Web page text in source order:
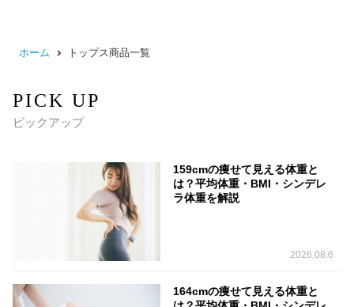
ホーム トップス商品一覧
PICK UP
ピックアップ
159cmの痩せて見える体重と
は？平均体重・BMI・シンデレ
ラ体重を解説
2026.08.6
164cmの痩せて見える体重と